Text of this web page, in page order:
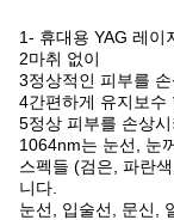
1- 휴대용 YAG 레이
2마취 없이
3정상적인 피부를
4간편하게 유지보수
5정상 피부를 손상
1064nm는 눈선, 눈
스펙들 (검은, 파란
니다.
눈선, 입술선, 문신,